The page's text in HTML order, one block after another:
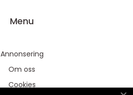
Menu
Annonsering
Om oss
Cookies